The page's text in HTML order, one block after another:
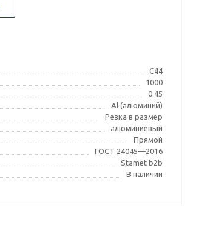
С44
1000
0.45
Al (алюминий)
Резка в размер
алюминиевый
Прямой
ГОСТ 24045—2016
Stamet b2b
В наличии